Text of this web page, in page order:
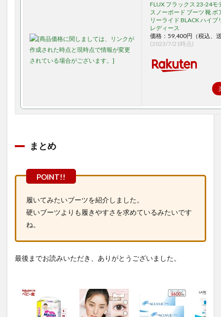
FLUX フラックス 23-24モ
スノーボード ブーツ 靴 ボ
リーライド BLACK ハイブ
レディース
価格：59,400円（税込、
(2023/7/21時点)
まとめ
履いてみたいブーツを紹介しました。
硬いブーツよりも履きやすさを求めているみたいです
ね。
最後までお読みいただき、ありがとうございました。